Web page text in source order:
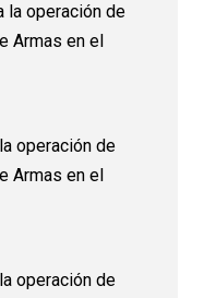
la operación de
Armas en el
operación de
Armas en el
operación de